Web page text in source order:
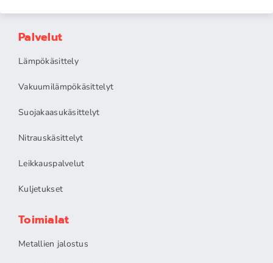
Palvelut
Lämpökäsittely
Vakuumilämpökäsittelyt
Suojakaasukäsittelyt
Nitrauskäsittelyt
Leikkauspalvelut
Kuljetukset
Toimialat
Metallien jalostus